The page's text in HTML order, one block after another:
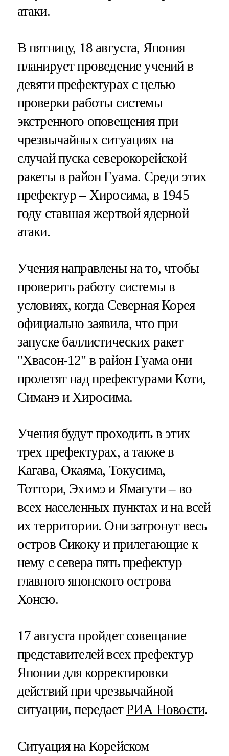
атаки.
В пятницу, 18 августа, Япония
планирует проведение учений в
девяти префектурах с целью
проверки работы системы
экстренного оповещения при
чрезвычайных ситуациях на
случай пуска северокорейской
ракеты в район Гуама. Среди этих
префектур – Хиросима, в 1945
году ставшая жертвой ядерной
атаки.
Учения направлены на то, чтобы
проверить работу системы в
условиях, когда Северная Корея
официально заявила, что при
запуске баллистических ракет
"Хвасон-12" в район Гуама они
пролетят над префектурами Коти,
Симанэ и Хиросима.
Учения будут проходить в этих
трех префектурах, а также в
Кагава, Окаяма, Токусима,
Тоттори, Эхимэ и Ямагути – во
всех населенных пунктах и на всей
их территории. Они затронут весь
остров Сикоку и прилегающие к
нему с севера пять префектур
главного японского острова
Хонсю.
17 августа пройдет совещание
представителей всех префектур
Японии для корректировки
действий при чрезвычайной
ситуации, передаетРИА Новости.
Ситуация на Корейском